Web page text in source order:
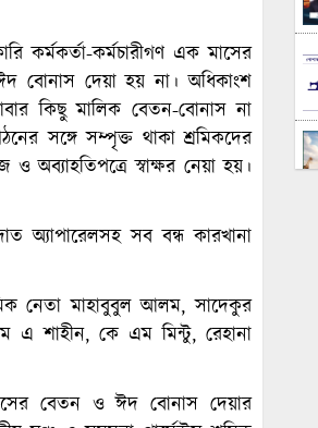
কর্মকর্তা-কর্মচারীগণ এক মাসের
বোনাস দেয়া হয় না। অধিকাংশ
কিছু মালিক বেতন-বোনাস না
সঙ্গে সম্পৃক্ত থাকা শ্রমিকদের
স্বাক্ষর নেয়া হয়।
অ্যাপারেলসহ সব বন্ধ কারখানা
নেতা মাহাবুবুল আলম, সাদেকুর
শাহীন, কে এম মিন্টু, রেহানা
বেতন ও ঈদ বোনাস দেয়ার